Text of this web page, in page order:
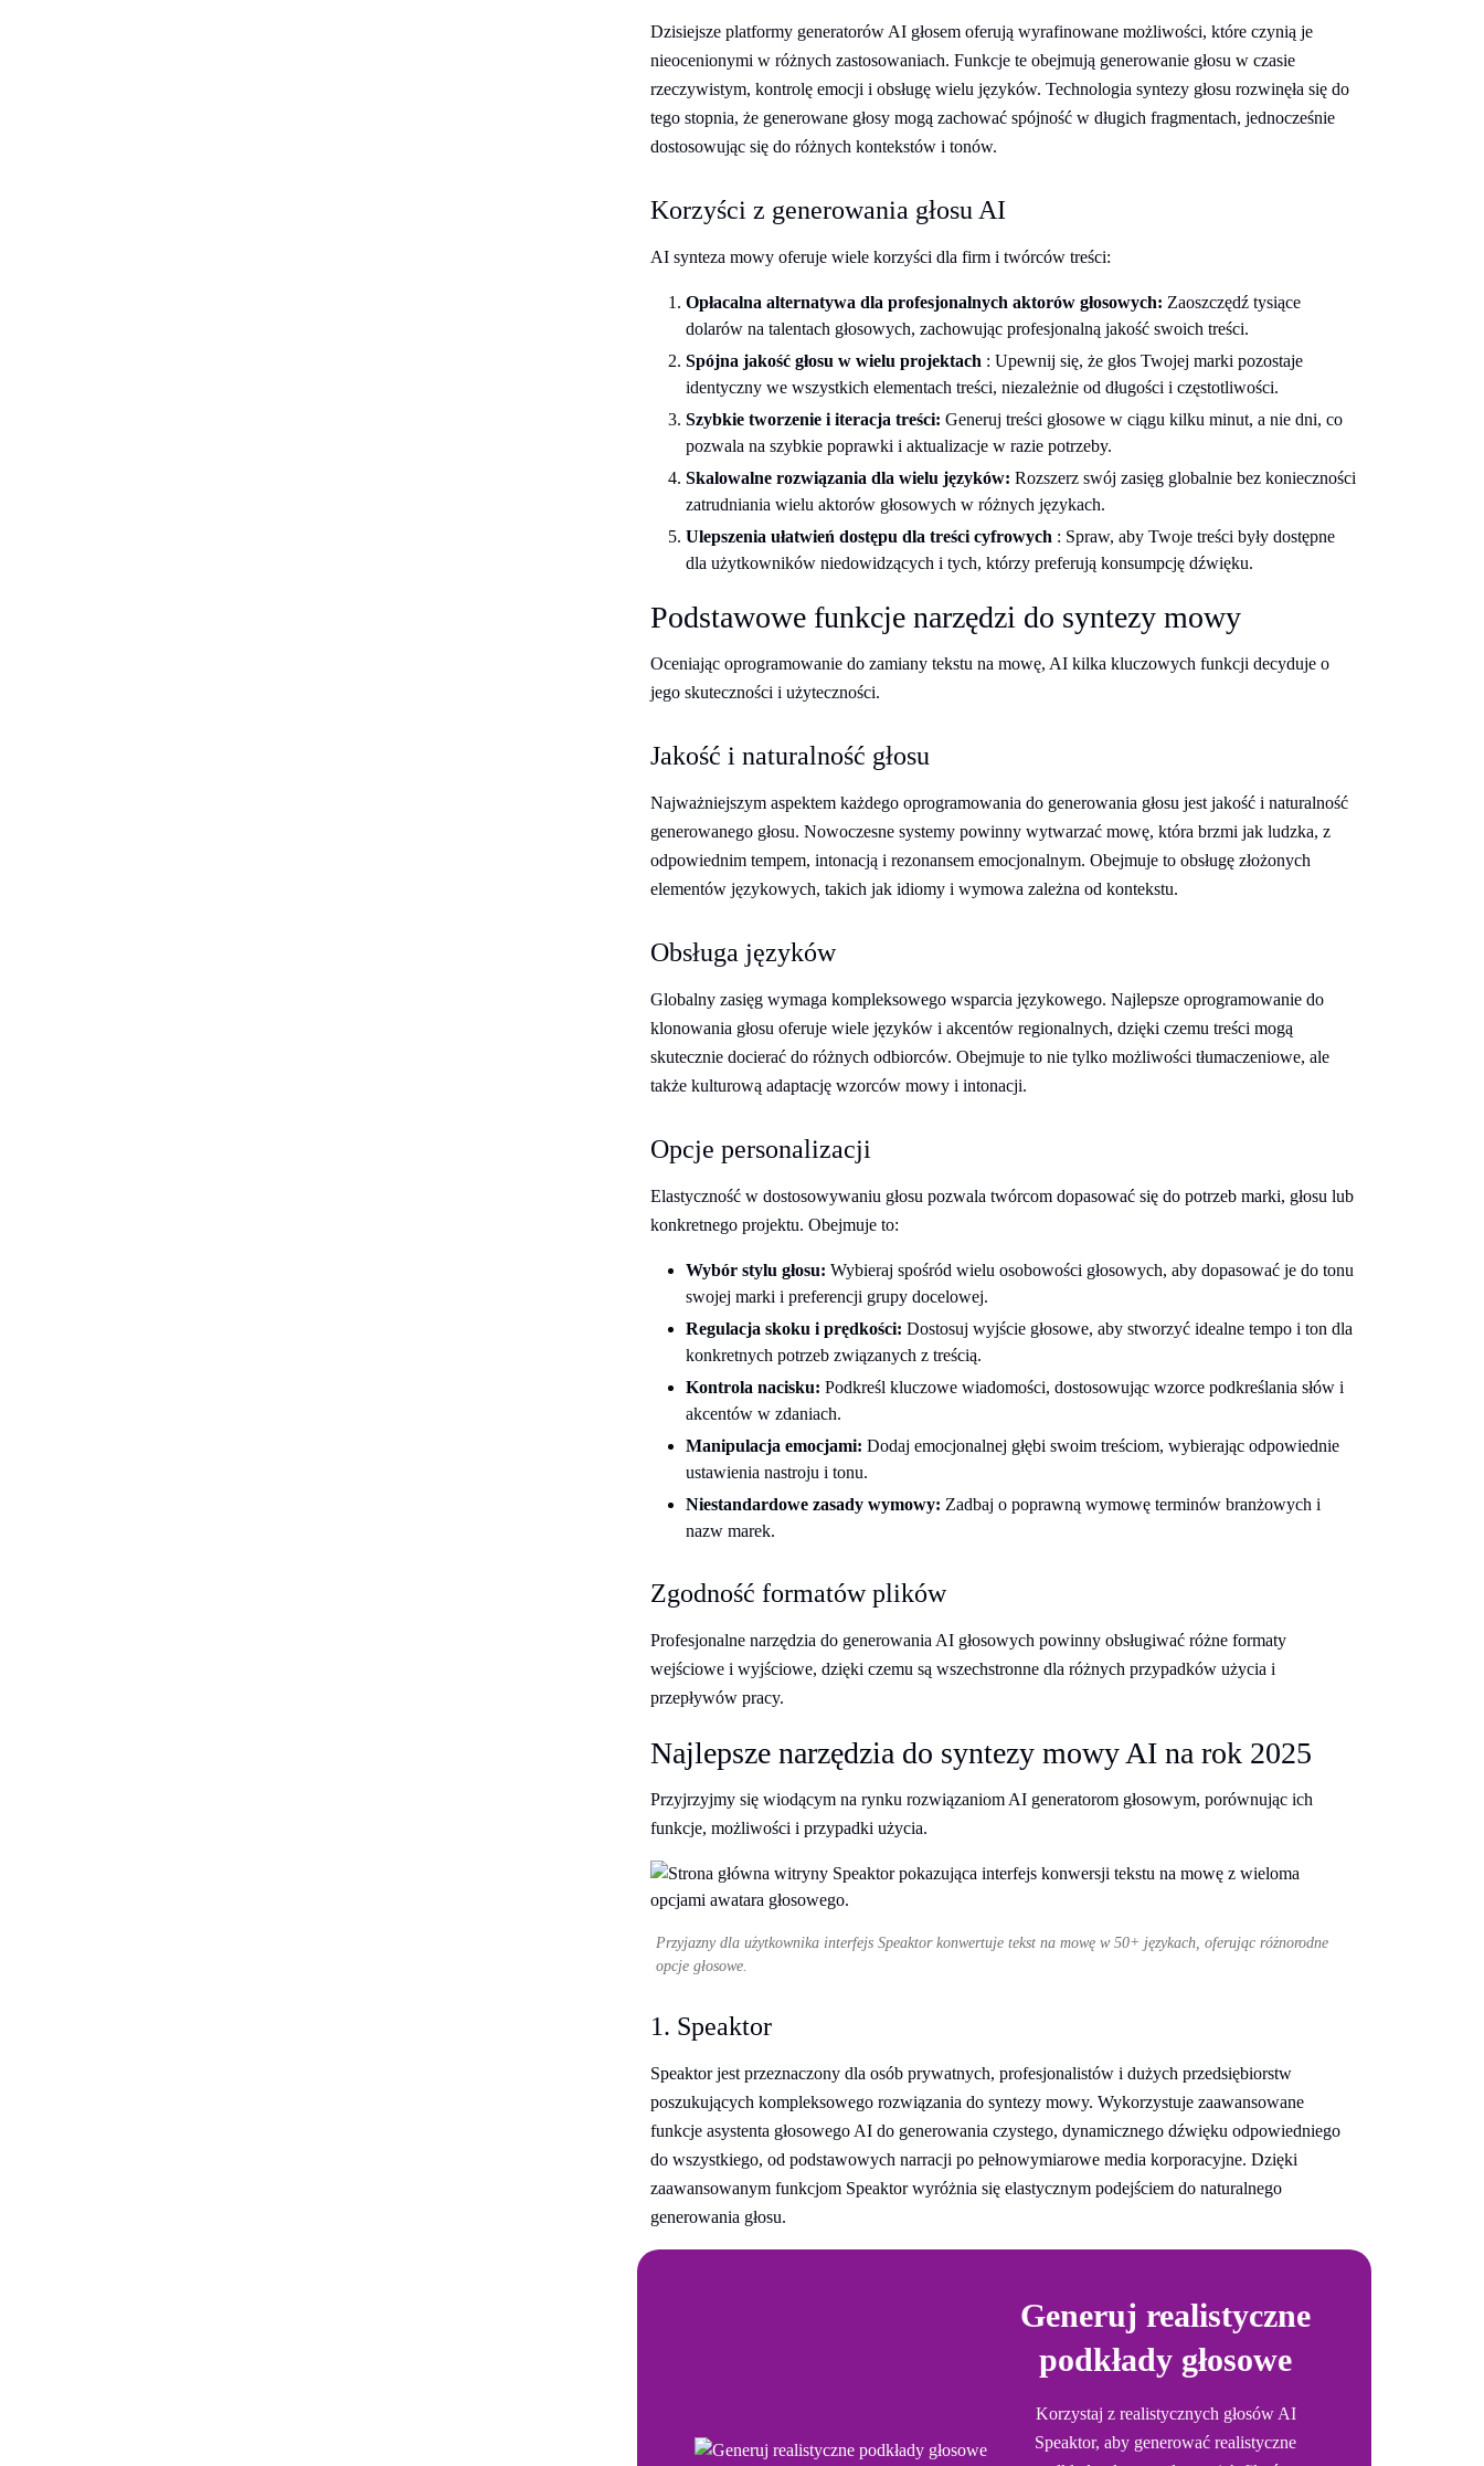
Dzisiejsze platformy generatorów AI głosem oferują wyrafinowane możliwości, które czynią je
nieocenionymi w różnych zastosowaniach. Funkcje te obejmują generowanie głosu w czasie
rzeczywistym, kontrolę emocji i obsługę wielu języków. Technologia syntezy głosu rozwinęła się do
tego stopnia, że generowane głosy mogą zachować spójność w długich fragmentach, jednocześnie
dostosowując się do różnych kontekstów i tonów.
Korzyści z generowania głosu AI
AI synteza mowy oferuje wiele korzyści dla firm i twórców treści:
Opłacalna alternatywa dla profesjonalnych aktorów głosowych: Zaoszczędź tysiące
dolarów na talentach głosowych, zachowując profesjonalną jakość swoich treści.
Spójna jakość głosu w wielu projektach : Upewnij się, że głos Twojej marki pozostaje
identyczny we wszystkich elementach treści, niezależnie od długości i częstotliwości.
Szybkie tworzenie i iteracja treści: Generuj treści głosowe w ciągu kilku minut, a nie dni, co
pozwala na szybkie poprawki i aktualizacje w razie potrzeby.
Skalowalne rozwiązania dla wielu języków: Rozszerz swój zasięg globalnie bez konieczności
zatrudniania wielu aktorów głosowych w różnych językach.
Ulepszenia ułatwień dostępu dla treści cyfrowych : Spraw, aby Twoje treści były dostępne
dla użytkowników niedowidzących i tych, którzy preferują konsumpcję dźwięku.
Podstawowe funkcje narzędzi do syntezy mowy
Oceniając oprogramowanie do zamiany tekstu na mowę, AI kilka kluczowych funkcji decyduje o
jego skuteczności i użyteczności.
Jakość i naturalność głosu
Najważniejszym aspektem każdego oprogramowania do generowania głosu jest jakość i naturalność
generowanego głosu. Nowoczesne systemy powinny wytwarzać mowę, która brzmi jak ludzka, z
odpowiednim tempem, intonacją i rezonansem emocjonalnym. Obejmuje to obsługę złożonych
elementów językowych, takich jak idiomy i wymowa zależna od kontekstu.
Obsługa języków
Globalny zasięg wymaga kompleksowego wsparcia językowego. Najlepsze oprogramowanie do
klonowania głosu oferuje wiele języków i akcentów regionalnych, dzięki czemu treści mogą
skutecznie docierać do różnych odbiorców. Obejmuje to nie tylko możliwości tłumaczeniowe, ale
także kulturową adaptację wzorców mowy i intonacji.
Opcje personalizacji
Elastyczność w dostosowywaniu głosu pozwala twórcom dopasować się do potrzeb marki, głosu lub
konkretnego projektu. Obejmuje to:
Wybór stylu głosu: Wybieraj spośród wielu osobowości głosowych, aby dopasować je do tonu
swojej marki i preferencji grupy docelowej.
Regulacja skoku i prędkości: Dostosuj wyjście głosowe, aby stworzyć idealne tempo i ton dla
konkretnych potrzeb związanych z treścią.
Kontrola nacisku: Podkreśl kluczowe wiadomości, dostosowując wzorce podkreślania słów i
akcentów w zdaniach.
Manipulacja emocjami: Dodaj emocjonalnej głębi swoim treściom, wybierając odpowiednie
ustawienia nastroju i tonu.
Niestandardowe zasady wymowy: Zadbaj o poprawną wymowę terminów branżowych i
nazw marek.
Zgodność formatów plików
Profesjonalne narzędzia do generowania AI głosowych powinny obsługiwać różne formaty
wejściowe i wyjściowe, dzięki czemu są wszechstronne dla różnych przypadków użycia i
przepływów pracy.
Najlepsze narzędzia do syntezy mowy AI na rok 2025
Przyjrzyjmy się wiodącym na rynku rozwiązaniom AI generatorom głosowym, porównując ich
funkcje, możliwości i przypadki użycia.
Przyjazny dla użytkownika interfejs Speaktor konwertuje tekst na mowę w 50+ językach, oferując różnorodne
opcje głosowe.
1. Speaktor
Speaktor jest przeznaczony dla osób prywatnych, profesjonalistów i dużych przedsiębiorstw
poszukujących kompleksowego rozwiązania do syntezy mowy. Wykorzystuje zaawansowane
funkcje asystenta głosowego AI do generowania czystego, dynamicznego dźwięku odpowiedniego
do wszystkiego, od podstawowych narracji po pełnowymiarowe media korporacyjne. Dzięki
zaawansowanym funkcjom Speaktor wyróżnia się elastycznym podejściem do naturalnego
generowania głosu.
Generuj realistyczne
podkłady głosowe
Korzystaj z realistycznych głosów AI
Speaktor, aby generować realistyczne